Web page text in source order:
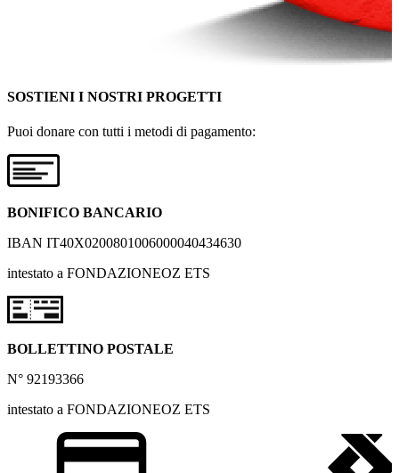
SOSTIENI I NOSTRI PROGETTI
Puoi donare con tutti i metodi di pagamento:
BONIFICO BANCARIO
IBAN IT40X0200801006000040434630
intestato a FONDAZIONEOZ ETS
BOLLETTINO POSTALE
N° 92193366
intestato a FONDAZIONEOZ ETS